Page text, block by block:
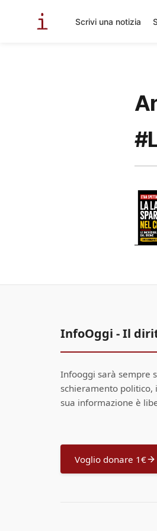
Scrivi una notizia
InfoOggi - Il
Infooggi sarà sempre
schieramento politico,
sua informazione è
Voglio donare 1€